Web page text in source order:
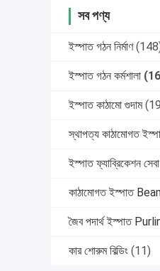
সব পণ্য
ইস্পাত গঠন নির্মাণ
ইস্পাত গঠন কর্মশালা
ইস্পাত কাঠামো গুদাম
স্থাপত্য কাঠামোগত
ইস্পাত ফ্যাব্রিকেশন সেবা
কাঠামোগত ইস্পাত
জৈব পদার্থ ইস্পাত
কার শোরুম বিল্ডিং (11)